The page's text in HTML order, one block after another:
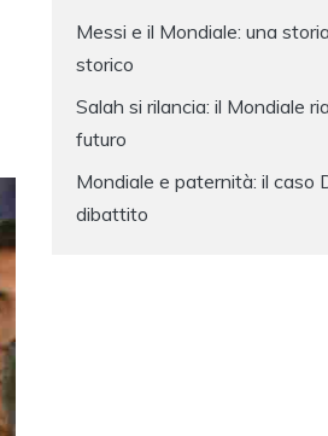
Messi e il Mondiale: una
storico
Salah si rilancia: il Mondiale
futuro
Mondiale e paternità: il caso
dibattito